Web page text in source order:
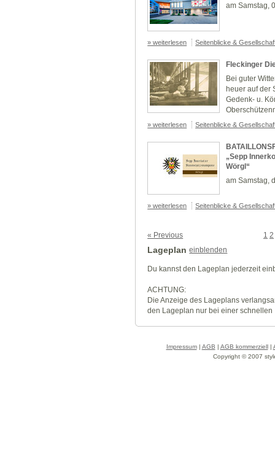
am Samstag,
» weiterlesen Seitenblicke &
Fleckinger
Bei guter
heuer auf der
Gedenk- u.
» weiterlesen Seitenblicke &
„Sepp
Wörgl“
am Samstag,
» weiterlesen Seitenblicke &
« Previous 1 2
Lageplan einblenden
Du kannst den Lageplan jederzeit
ACHTUNG:
Die Anzeige des Lageplans
den Lageplan nur bei einer
Impressum| AGB | AGB kommerziell|
Copyright © 2007